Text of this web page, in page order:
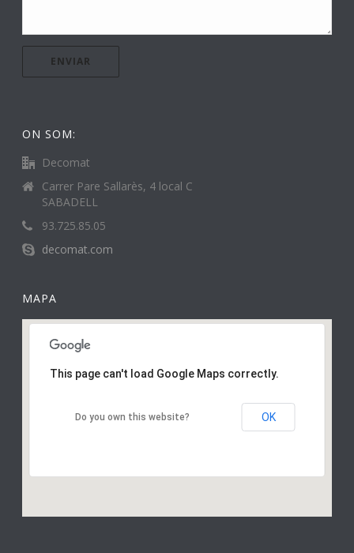
ON SOM:
Decomat
Carrer Pare Sallarès, 4 local C
SABADELL
93.725.85.05
decomat.com
MAPA
This page can't load Google Maps correctly.
Do you own this website? OK